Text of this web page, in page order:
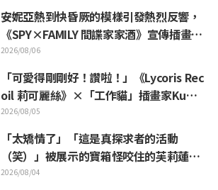
安妮亞熱到快昏厥的模樣引發熱烈反響，
《SPY×FAMILY 間諜家家酒》宣傳插畫
「安妮亞、融化掉了」
2026/08/06
「可愛得剛剛好！讚啦！」《Lycoris Rec
oil 莉可麗絲》×「工作貓」插畫家Kuma
mine合作消息公開 引發「讚啦！」熱烈
迴響
2026/08/05
「太矯情了」「這是真探求者的活動
（笑）」被展示的寶箱怪咬住的芙莉蓮玩
偶引來大量吐槽《葬送的芙莉蓮》
2026/08/04